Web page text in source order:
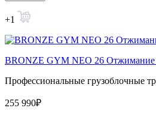
+1
BRONZE GYM NEO 26 Отжимание
Профессиональные грузоблочные
255 990₽